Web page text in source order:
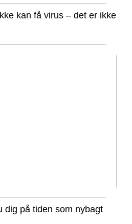
kan få virus – det er ikke
dig på tiden som nybagt